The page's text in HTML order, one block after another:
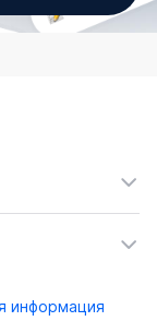
информация